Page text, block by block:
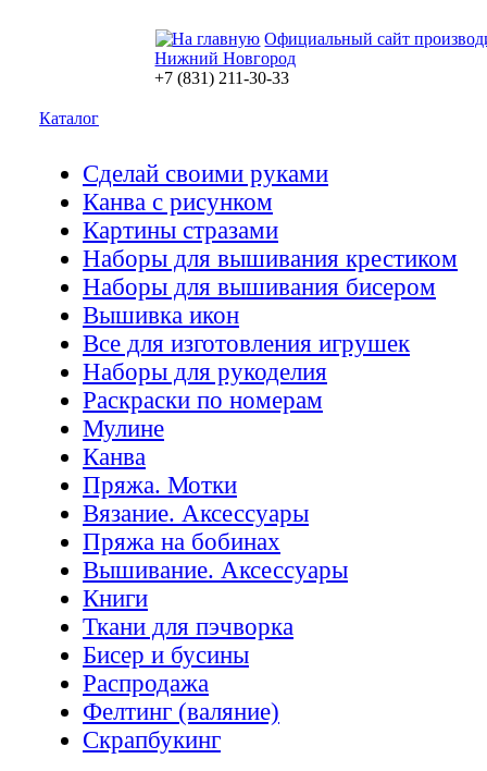
Официальный сайт
Нижний Новгород
+7 (831) 211-30-33
Каталог
Сделай своими руками
Канва с рисунком
Картины стразами
Наборы для вышивания крестиком
Наборы для вышивания бисером
Вышивка икон
Все для изготовления игрушек
Наборы для рукоделия
Раскраски по номерам
Мулине
Канва
Пряжа. Мотки
Вязание. Аксессуары
Пряжа на бобинах
Вышивание. Аксессуары
Книги
Ткани для пэчворка
Бисер и бусины
Распродажа
Фелтинг (валяние)
Скрапбукинг